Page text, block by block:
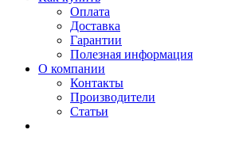
Оплата
Доставка
Гарантии
Полезная информация
О компании
Контакты
Производители
Статьи